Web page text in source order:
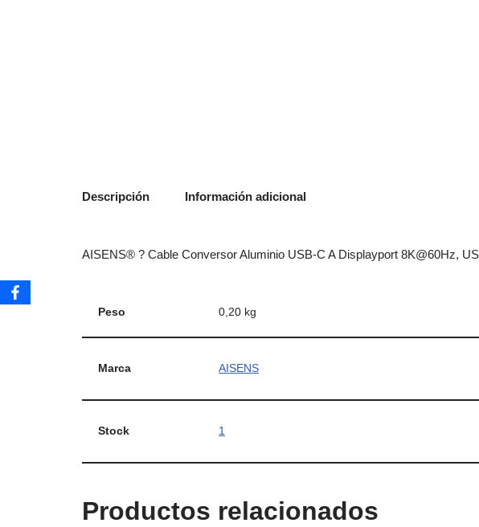
Descripción Información adicional
AISENS® ? Cable Conversor Aluminio USB-C A Displayport 8K@60Hz,
Peso 0,20 kg
Marca AISENS
Stock 1
Productos relacionados